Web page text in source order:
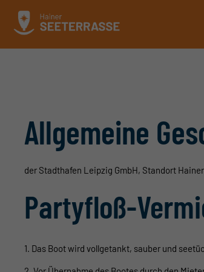
Allgemeine
der Stadthafen Leipzig GmbH, Standort
Partyfloß-
1. Das Boot wird vollgetankt, sauber und